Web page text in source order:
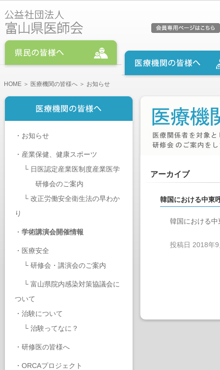
HOME ＞ 医療機関の皆様へ ＞ お知らせ
・ お知らせ
・ 産業保健、健康スポーツ
└ 日医認定産業医制度産業医学
研修会のご案内
└ 改正労働安全衛生法の早わか
り
・ 学術講演会開催情報
・ 医療安全
└ 研修会・講演会のご案内
└ 富山県院内感染対策協議会に
ついて
・ 治験について
└ 治験ってなに？
・ 研修医の皆様へ
・ ORCAプロジェクト
アーカイブ
韓国における中東
韓国における
投稿日 2018年